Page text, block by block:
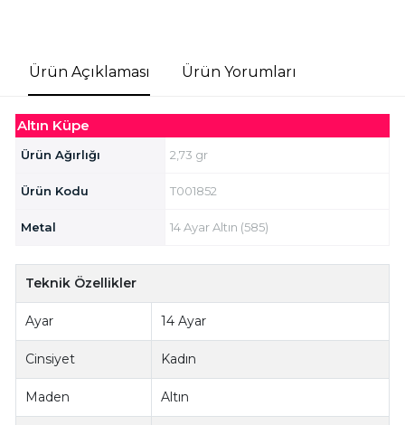
Ürün Açıklaması Ürün Yorumları
Altın Küpe
Ürün Ağırlığı 2,73 gr
Ürün Kodu T001852
Metal 14 Ayar Altın (585)
Teknik Özellikler
Ayar 14 Ayar
Cinsiyet Kadın
Maden Altın